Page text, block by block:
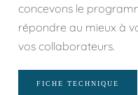
concevons le
répondre au mieux à
vos collaborateurs.
FICHE TECHNIQUE